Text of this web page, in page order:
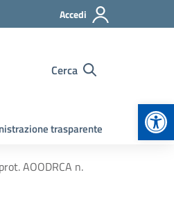
Accedi
Cerca
trasparente
AOODRCA n.